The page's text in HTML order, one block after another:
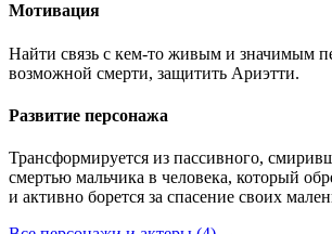
Мотивация
Найти связь с кем-то живым и значимым
возможной смерти, защитить Ариэтти.
Развитие персонажа
Трансформируется из пассивного,
смертью мальчика в человека, который
и активно борется за спасение своих